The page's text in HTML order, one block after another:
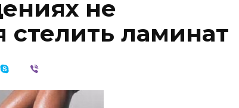
не
стелить ламинат